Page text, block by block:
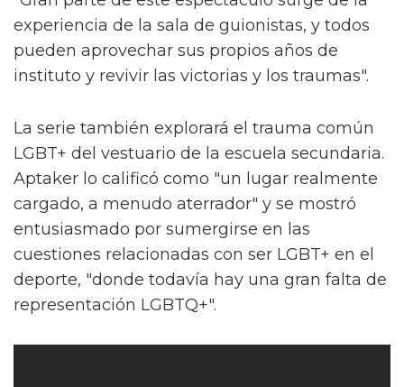
experiencia de la sala de guionistas, y todos
pueden aprovechar sus propios años de
instituto y revivir las victorias y los traumas".
La serie también explorará el trauma común
LGBT+ del vestuario de la escuela secundaria.
Aptaker lo calificó como "un lugar realmente
cargado, a menudo aterrador" y se mostró
entusiasmado por sumergirse en las
cuestiones relacionadas con ser LGBT+ en el
deporte, "donde todavía hay una gran falta de
representación LGBTQ+".